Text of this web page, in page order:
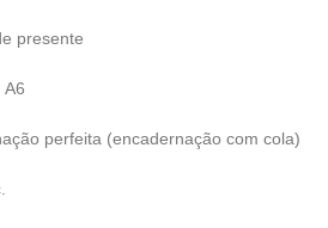
presente
A6
perfeita (encadernação com cola)